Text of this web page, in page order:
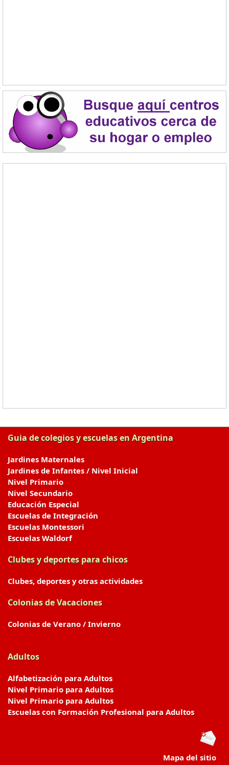
Guia de colegios y escuelas en Argentina
Jardines Maternales
Jardines de Infantes / Nivel Inicial
Nivel Primario
Nivel Secundario
Educación Especial
Escuelas de Integración
Escuelas Montessori
Escuelas Waldorf
Clubes y deportes para chicos
Clubes, deportes y otras actividades
Colonias de Vacaciones
Colonias de Verano / Invierno
Adultos
Alfabetización para Adultos
Nivel Primario para Adultos
Nivel Primario para Adultos
Escuelas con Formación Profesional para Adultos
Mapa del sitio